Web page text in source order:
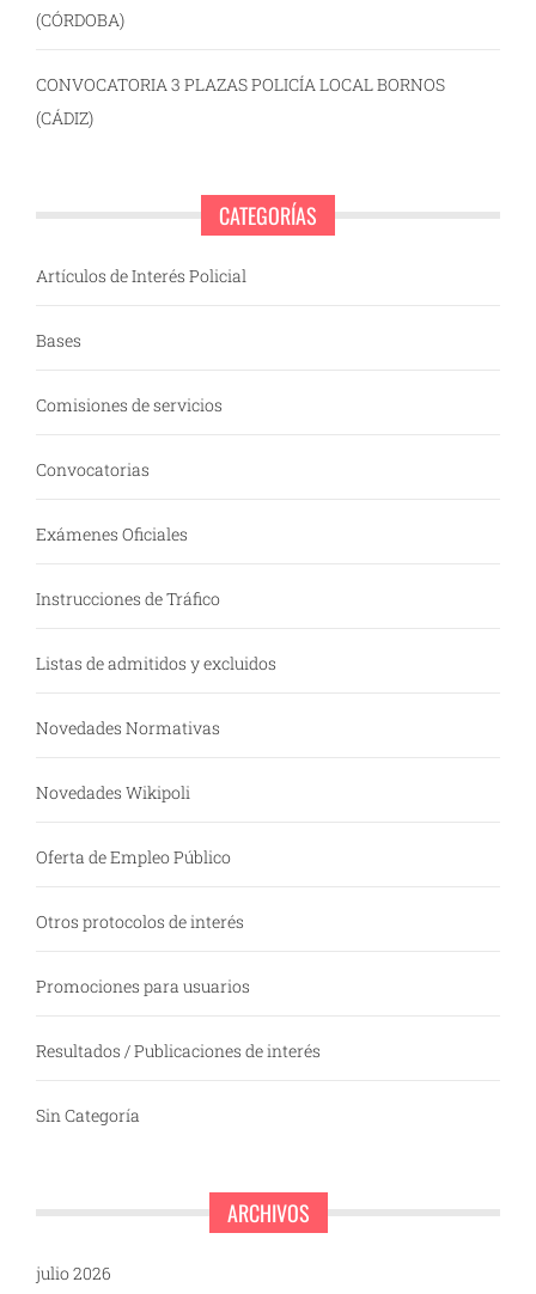
(CÓRDOBA)
CONVOCATORIA 3 PLAZAS POLICÍA LOCAL BORNOS
(CÁDIZ)
CATEGORÍAS
Artículos de Interés Policial
Bases
Comisiones de servicios
Convocatorias
Exámenes Oficiales
Instrucciones de Tráfico
Listas de admitidos y excluidos
Novedades Normativas
Novedades Wikipoli
Oferta de Empleo Público
Otros protocolos de interés
Promociones para usuarios
Resultados / Publicaciones de interés
Sin Categoría
ARCHIVOS
julio 2026